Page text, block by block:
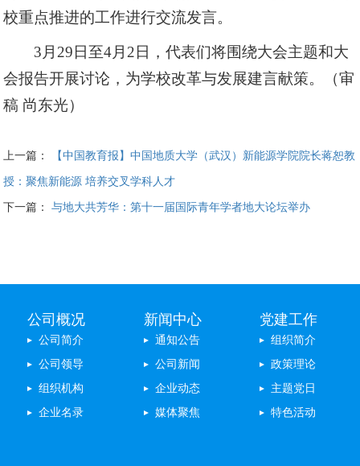
校重点推进的工作进行交流发言。
3月29日至4月2日，代表们将围绕大会主题和大
会报告开展讨论，为学校改革与发展建言献策。（审
稿 尚东光）
上一篇： 【中国教育报】中国地质大学（武汉）新能源学院院长蒋恕教
授：聚焦新能源 培养交叉学科人才
下一篇： 与地大共芳华：第十一届国际青年学者地大论坛举办
公司概况
公司简介
公司领导
组织机构
企业名录
新闻中心
通知公告
公司新闻
企业动态
媒体聚焦
党建工作
组织简介
政策理论
主题党日
特色活动